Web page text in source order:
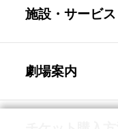
施設・サービス
劇場案内